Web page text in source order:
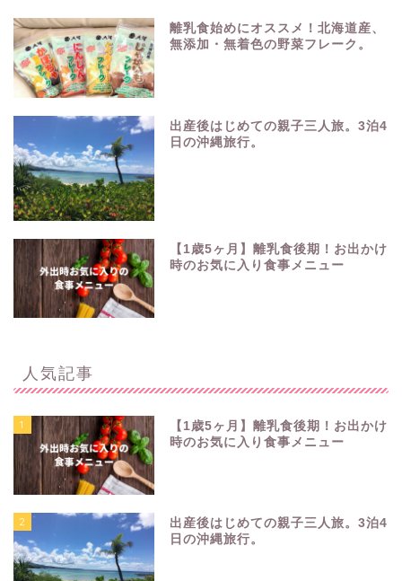
離乳食始めにオススメ！北海道産、
無添加・無着色の野菜フレーク。
出産後はじめての親子三人旅。3泊4
日の沖縄旅行。
【1歳5ヶ月】離乳食後期！お出かけ
時のお気に入り食事メニュー
人気記事
1
【1歳5ヶ月】離乳食後期！お出かけ
時のお気に入り食事メニュー
2
出産後はじめての親子三人旅。3泊4
日の沖縄旅行。